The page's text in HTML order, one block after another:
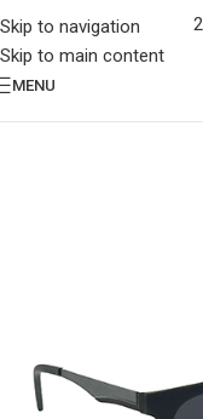
Skip to navigation
Skip to main content
MENU